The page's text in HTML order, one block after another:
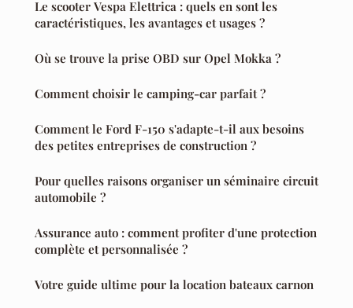
Le scooter Vespa Elettrica : quels en sont les
caractéristiques, les avantages et usages ?
Où se trouve la prise OBD sur Opel Mokka ?
Comment choisir le camping-car parfait ?
Comment le Ford F-150 s'adapte-t-il aux besoins
des petites entreprises de construction ?
Pour quelles raisons organiser un séminaire circuit
automobile ?
Assurance auto : comment profiter d'une protection
complète et personnalisée ?
Votre guide ultime pour la location bateaux carnon